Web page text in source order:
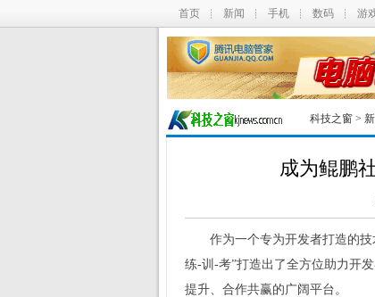
首页 新闻 手机 数码 游
科技之窗 >
成为鲲鹏
作为一个专为开发者打造的
练-训-考”打造出了全方位助力开
提升、合作共赢的广阔平台。